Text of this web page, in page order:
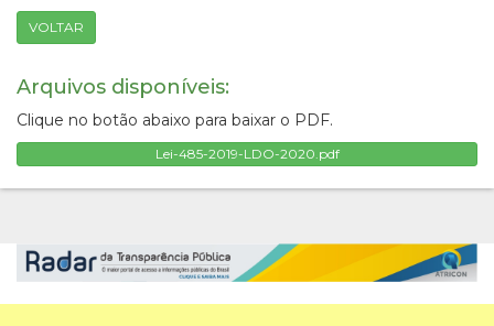
VOLTAR
Arquivos disponíveis:
Clique no botão abaixo para baixar o PDF.
Lei-485-2019-LDO-2020.pdf